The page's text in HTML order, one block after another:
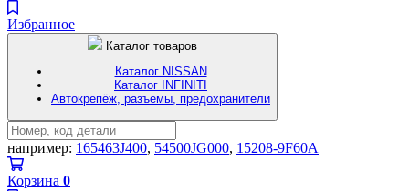
Избранное
Каталог товаров
Каталог NISSAN
Каталог INFINITI
Автокрепёж, разъемы, предохранители
например: 165463J400, 54500JG000, 15208-9F60A
Корзина 0